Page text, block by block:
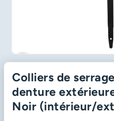
favorite_border
Colliers de
denture
Noir (intérieur/